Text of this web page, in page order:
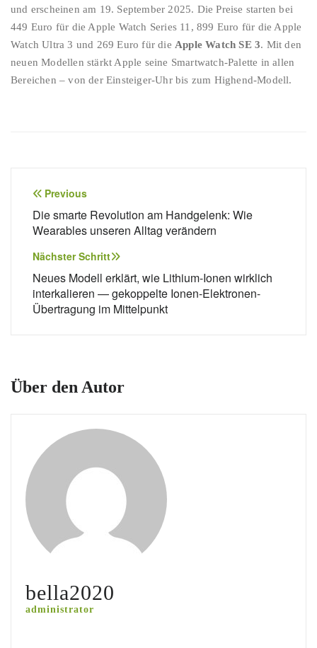
und erscheinen am 19. September 2025. Die Preise starten bei
449 Euro für die Apple Watch Series 11, 899 Euro für die Apple
Watch Ultra 3 und 269 Euro für die Apple Watch SE 3. Mit den
neuen Modellen stärkt Apple seine Smartwatch-Palette in allen
Bereichen – von der Einsteiger-Uhr bis zum Highend-Modell.
Beitragsnavigation
Previous
Die smarte Revolution am Handgelenk: Wie
Wearables unseren Alltag verändern
Nächster Schritt
Neues Modell erklärt, wie Lithium-Ionen wirklich
interkalieren — gekoppelte Ionen-Elektronen-
Übertragung im Mittelpunkt
Über den Autor
bella2020
administrator